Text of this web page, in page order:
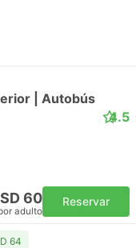
| Autobús
4.5
60
adulto
Reservar
64